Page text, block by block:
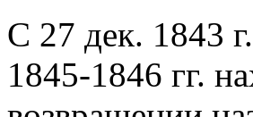
С 27 дек. 1843
1845-1846 гг.